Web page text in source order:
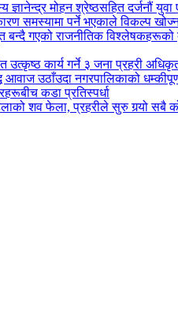
मोहन श्रेष्ठसहित दर्जनौं
समस्यामा पर्ने भएकाले विकल्प
बन्दै गएको राजनीतिक विश्लेषकहरूको
उत्कृष्ठ कार्य गर्ने ३ जना प्रहरी
उठाँउदा नगरपालिकाको धम्कीपूर्ण
कडा प्रतिस्पर्धा
शव फेला, प्रहरीले सुरु गर्‍यो सबै